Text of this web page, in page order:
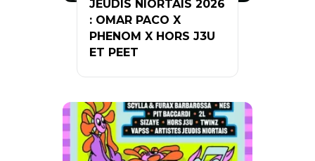
JEUDIS NIORTAIS 2026
: OMAR PACO X
PHENOM X HORS J3U
ET PEET